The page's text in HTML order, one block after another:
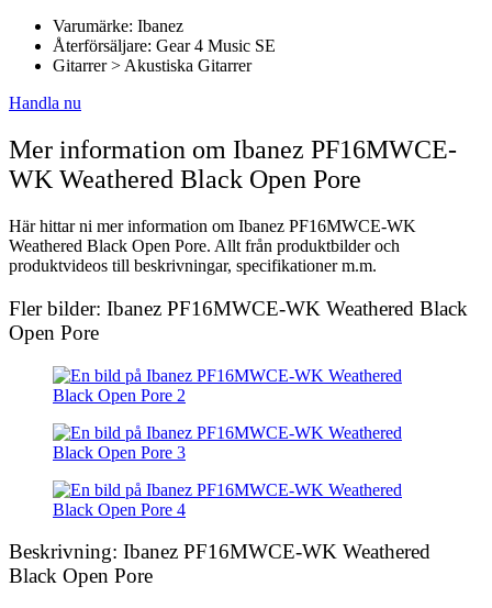
Varumärke: Ibanez
Återförsäljare: Gear 4 Music SE
Gitarrer > Akustiska Gitarrer
Handla nu
Mer information om Ibanez PF16MWCE-
WK Weathered Black Open Pore
Här hittar ni mer information om Ibanez PF16MWCE-WK
Weathered Black Open Pore. Allt från produktbilder och
produktvideos till beskrivningar, specifikationer m.m.
Fler bilder: Ibanez PF16MWCE-WK Weathered Black
Open Pore
Beskrivning: Ibanez PF16MWCE-WK Weathered
Black Open Pore